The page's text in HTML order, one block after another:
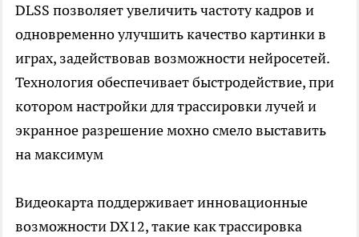
DLSS позволяет увеличить частоту кадров и
одновременно улучшить качество картинки в
играх, задействовав возможности нейросетей.
Технология обеспечивает быстродействие, при
котором настройки для трассировки лучей и
экранное разрешение мохно смело выставить
на максимум
Видеокарта поддерживает инновационные
возможности DX12, такие как трассировка